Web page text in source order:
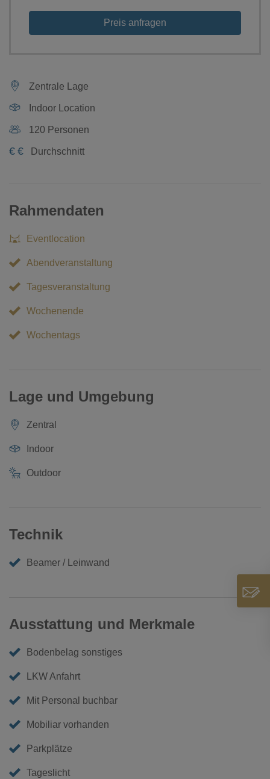
Preis anfragen
Zentrale Lage
Indoor Location
120 Personen
€ € Durchschnitt
Rahmendaten
Eventlocation
Abendveranstaltung
Tagesveranstaltung
Wochenende
Wochentags
Lage und Umgebung
Zentral
Indoor
Outdoor
Technik
Beamer / Leinwand
Ausstattung und Merkmale
Bodenbelag sonstiges
LKW Anfahrt
Mit Personal buchbar
Mobiliar vorhanden
Parkplätze
Tageslicht